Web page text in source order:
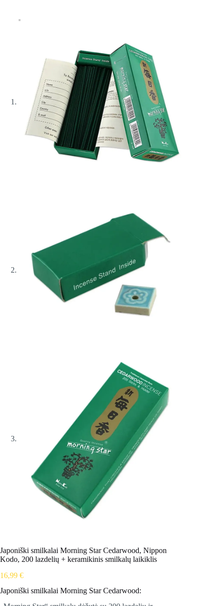
Japoniški smilkalai Morning Star Cedarwood, Nippon
Kodo, 200 lazdelių + keramikinis smilkalų laikiklis
16,99 €
Japoniški smilkalai Morning Star Cedarwood: